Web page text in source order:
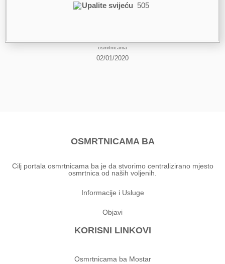
Upalite svijeću 505
osmrtnicama
02/01/2020
OSMRTNICAMA BA
Cilj portala osmrtnicama ba je da stvorimo centralizirano mjesto
osmrtnica od naših voljenih.
Informacije i Usluge
Objavi
KORISNI LINKOVI
Osmrtnicama ba Mostar